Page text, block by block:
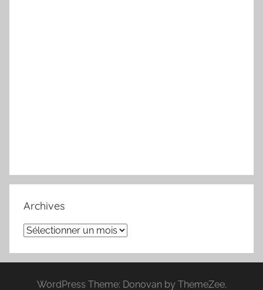
Archives
Archives
WordPress Theme: Donovan by ThemeZee.